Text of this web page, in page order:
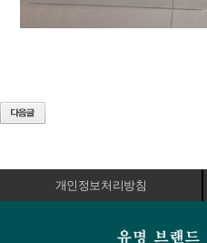
개인정보처리방침